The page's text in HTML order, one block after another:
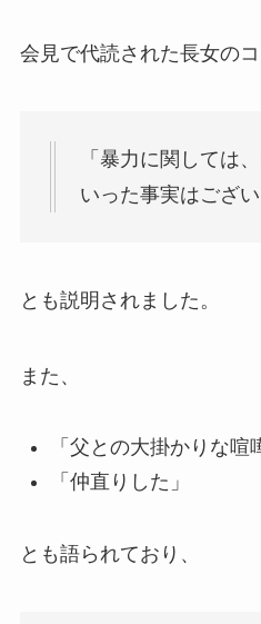
会見で代読された長女のコ
「暴力に関しては
いった事実はござい
とも説明されました。
また、
「父との大掛かりな喧
「仲直りした」
とも語られており、